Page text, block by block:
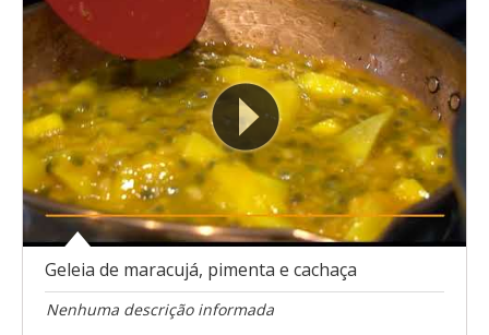
Geleia de maracujá, pimenta e cachaça
Nenhuma descrição informada